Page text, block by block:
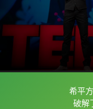
希平
破解
框選或